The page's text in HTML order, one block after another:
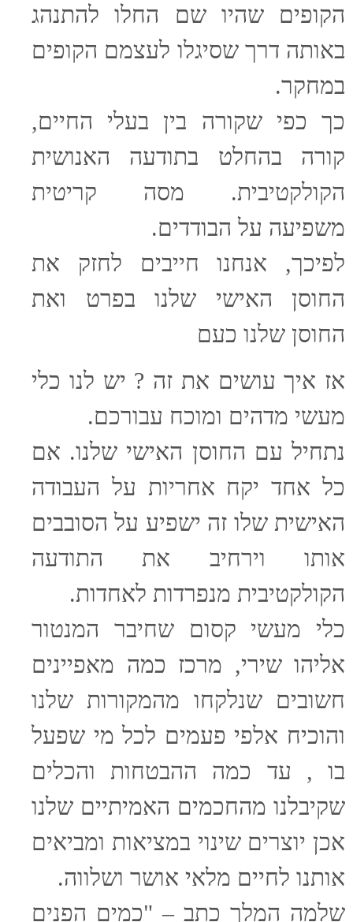
הקופים שהיו שם החלו להתנהג
באותה דרך שסיגלו לעצמם הקופים
במחקר.
כך כפי שקורה בין בעלי החיים,
קורה בהחלט בתודעה האנושית
הקולקטיבית. מסה קריטית
משפיעה על הבודדים.
לפיכך, אנחנו חייבים לחזק את
החוסן האישי שלנו בפרט ואת
החוסן שלנו כעם
אז איך עושים את זה ? יש לנו כלי
מעשי מדהים ומוכח עבורכם.
נתחיל עם החוסן האישי שלנו. אם
כל אחד יקח אחריות על העבודה
האישית שלו זה ישפיע על הסובבים
אותו וירחיב את התודעה
הקולקטיבית מנפרדות לאחדות.
כלי מעשי קסום שחיבר המנטור
אליהו שירי, מרכז כמה מאפיינים
חשובים שנלקחו מהמקורות שלנו
והוכיח אלפי פעמים לכל מי שפעל
בו , עד כמה ההבטחות והכלים
שקיבלנו מהחכמים האמיתיים שלנו
אכן יוצרים שינוי במציאות ומביאים
אותנו לחיים מלאי אושר ושלווה.
שלמה המלך כתב – "כמים הפנים